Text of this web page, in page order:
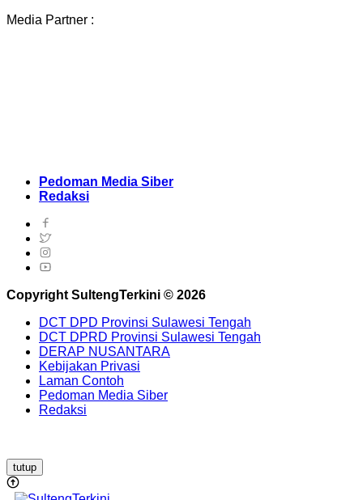
Media Partner :
Pedoman Media Siber
Redaksi
Copyright SultengTerkini © 2026
DCT DPD Provinsi Sulawesi Tengah
DCT DPRD Provinsi Sulawesi Tengah
DERAP NUSANTARA
Kebijakan Privasi
Laman Contoh
Pedoman Media Siber
Redaksi
tutup